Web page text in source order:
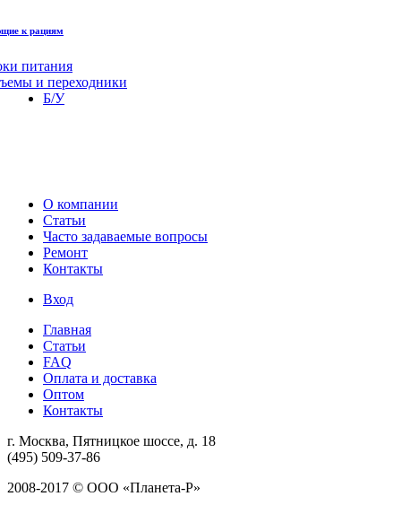
к рациям
питания
и переходники
Б/У
О компании
Статьи
Часто задаваемые вопросы
Ремонт
Контакты
Вход
Главная
Статьи
FAQ
Оплата и доставка
Оптом
Контакты
г. Москва, Пятницкое шоссе, д. 18
(495) 509-37-86
2008-2017 © ООО «Планета-Р»